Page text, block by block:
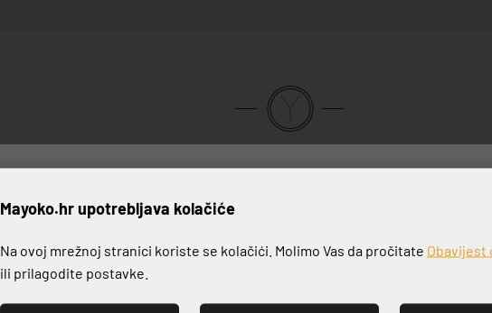
Prijavite se na naš
Mayoko.hr upotrebljava kolačiće
Na ovoj mrežnoj stranici koriste se kolačići. Molimo Vas da pročitate Obavijest
ili prilagodite postavke.